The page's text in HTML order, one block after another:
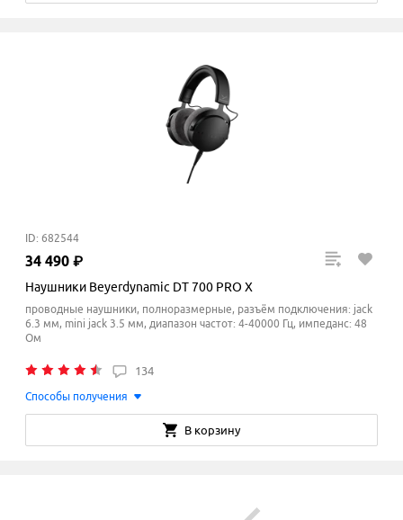
ID: 682544
34 490 ₽
Наушники Beyerdynamic DT 700 PRO X
проводные наушники, полноразмерные, разъём подключения: jack
6.3 мм, mini jack 3.5 мм, диапазон частот: 4-40000 Гц, импеданс: 48
Ом
134
Способы получения
В корзину